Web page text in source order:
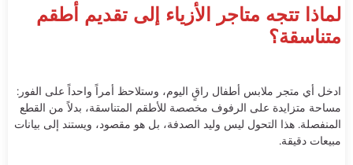
لماذا تتجه متاجر الأزياء إلى تقديم أطقم
متناسقة؟
ادخل أي متجر ملابس أطفال راقٍ اليوم، وستلاحظ أمراً واحداً على الفور:
مساحة متزايدة على الرفوف مخصصة للأطقم المتناسقة، بدلاً من القطع
المنفصلة. هذا التحول ليس وليد الصدفة، بل هو مقصود، ويستند إلى بيانات
مبيعات دقيقة.